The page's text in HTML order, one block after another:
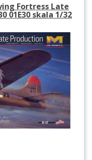
Fortress Late
01E30 skala 1/32